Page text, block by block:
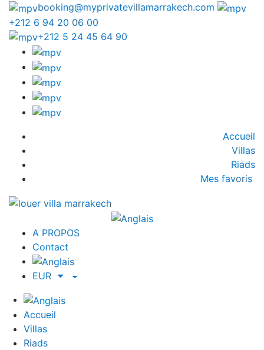
booking@myprivatevillamarrakech.com
+212 6 94 20 06 00
+212 5 24 45 64 90
Accueil
Villas
Riads
Mes favoris
A PROPOS
Contact
EUR
Accueil
Villas
Riads